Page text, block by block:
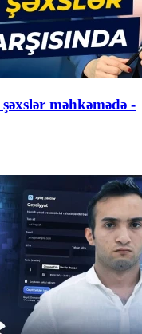
məhkəmədə -